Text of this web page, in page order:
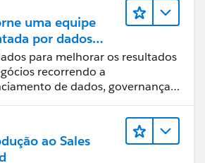
here ---
uma equipe
por dados
o Tableau
para melhorar os resultados
recorrendo a
de dados, governança
narrativa baseada em dados
ao Sales